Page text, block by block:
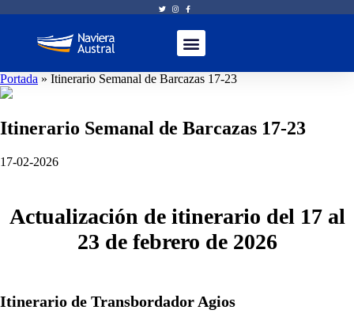
Portada » Itinerario Semanal de Barcazas 17-23
Itinerario Semanal de Barcazas 17-23
17-02-2026
Actualización de itinerario del 17 al
23 de febrero de 2026
Itinerario de Transbordador Agios